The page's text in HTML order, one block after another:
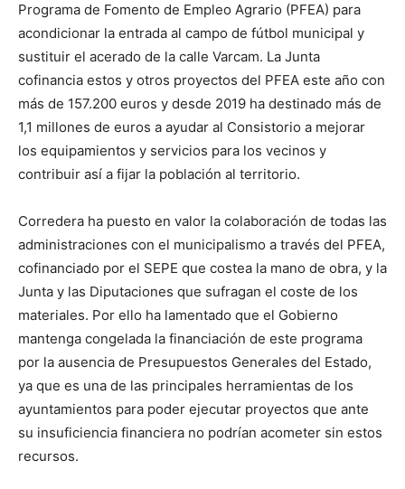
Programa de Fomento de Empleo Agrario (PFEA) para
acondicionar la entrada al campo de fútbol municipal y
sustituir el acerado de la calle Varcam. La Junta
cofinancia estos y otros proyectos del PFEA este año con
más de 157.200 euros y desde 2019 ha destinado más de
1,1 millones de euros a ayudar al Consistorio a mejorar
los equipamientos y servicios para los vecinos y
contribuir así a fijar la población al territorio.
Corredera ha puesto en valor la colaboración de todas las
administraciones con el municipalismo a través del PFEA,
cofinanciado por el SEPE que costea la mano de obra, y la
Junta y las Diputaciones que sufragan el coste de los
materiales. Por ello ha lamentado que el Gobierno
mantenga congelada la financiación de este programa
por la ausencia de Presupuestos Generales del Estado,
ya que es una de las principales herramientas de los
ayuntamientos para poder ejecutar proyectos que ante
su insuficiencia financiera no podrían acometer sin estos
recursos.